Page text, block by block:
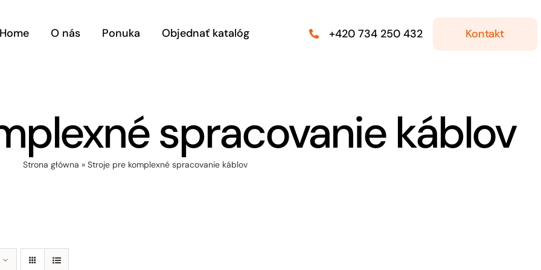
Home O nás Ponuka Objednať katalóg +420 734 250 432 Kontakt
spracovanie káblov
Strona główna » Stroje pre komplexné spracovanie káblov